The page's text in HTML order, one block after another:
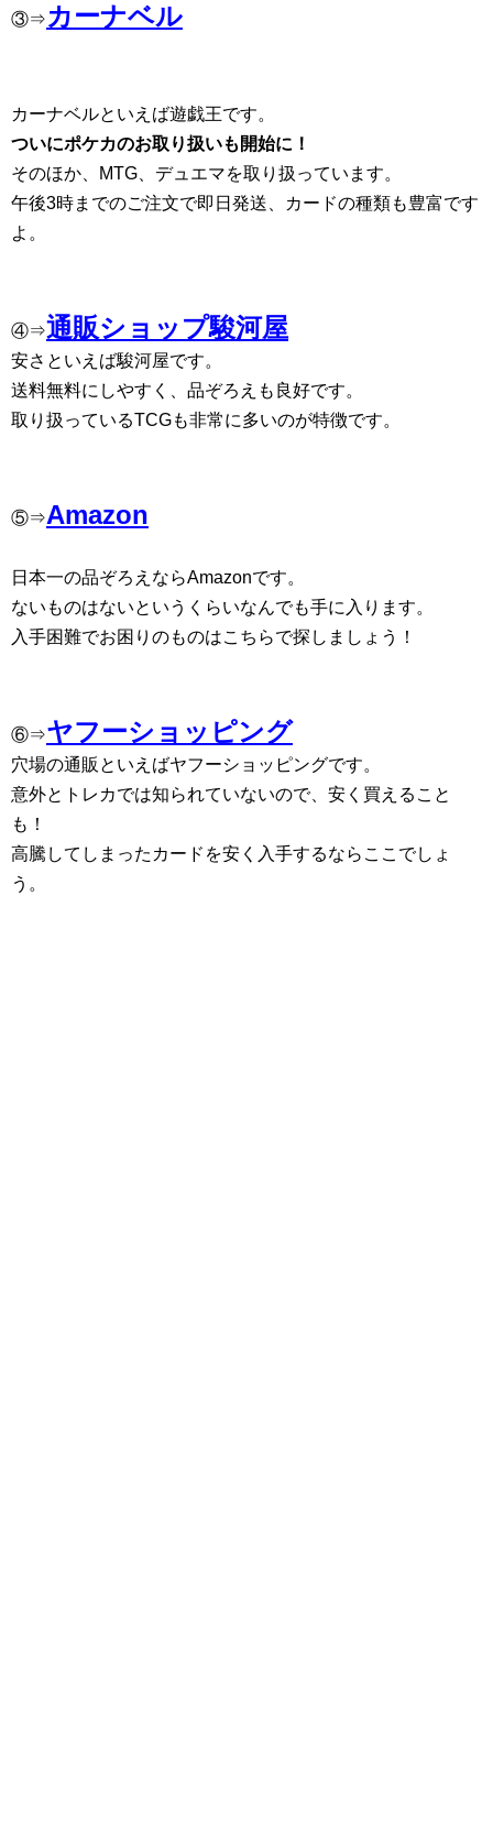
③⇒ カーナベル
カーナベルといえば遊戯王です。
ついにポケカのお取り扱いも開始に！
そのほか、MTG、デュエマを取り扱っています。
午後3時までのご注文で即日発送、カードの種類も豊富です
よ。
④⇒通販ショップ駿河屋
安さといえば駿河屋です。
送料無料にしやすく、品ぞろえも良好です。
取り扱っているTCGも非常に多いのが特徴です。
⑤⇒Amazon
日本一の品ぞろえならAmazonです。
ないものはないというくらいなんでも手に入ります。
入手困難でお困りのものはこちらで探しましょう！
⑥⇒ヤフーショッピング
穴場の通販といえばヤフーショッピングです。
意外とトレカでは知られていないので、安く買えること
も！
高騰してしまったカードを安く入手するならここでしょ
う。